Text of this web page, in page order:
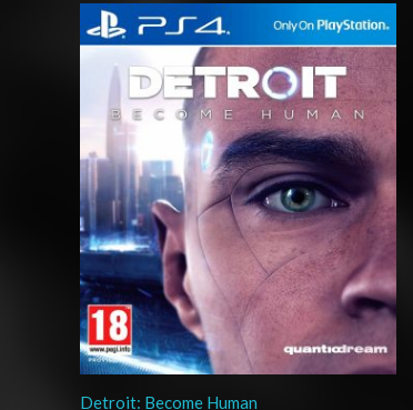
Detroit: Become Human
Rango
de
precios:
desde
$10.03
hasta
$15.03